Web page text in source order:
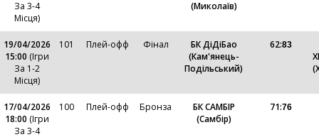
За 3-4
Місця)
(Миколаїв)
19/04/2026
15:00 (ігри
За 1-2
Місця)
101 Плей-офф Фінал
БК ДіДіБао
(Кам'янець-
Подільський)
62:83
17/04/2026
18:00 (ігри
За 3-4
100 Плей-офф Бронза
БК САМБІР
(Самбір)
71:76